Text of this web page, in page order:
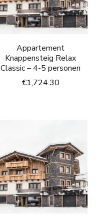
Appartement
Knappensteig Relax
Classic – 4-5 personen
€1,724.30